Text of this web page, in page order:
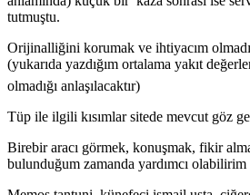
tutmuştu.
Orijinalliğini korumak ve ihtiyacım
(yukarıda yazdığım ortalama yakıt
olmadığı anlaşılacaktır)
Tüp ile ilgili kısımlar sitede mevcut göz
Birebir aracı görmek, konuşmak, fikir
bulunduğum zamanda yardımcı